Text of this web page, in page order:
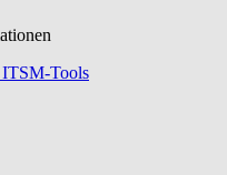
ITSM-Tools